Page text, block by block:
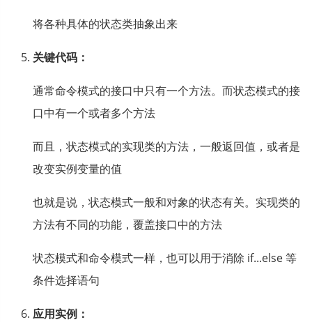
将各种具体的状态类抽象出来
关键代码：
通常命令模式的接口中只有一个方法。而状态模式的接
口中有一个或者多个方法
而且，状态模式的实现类的方法，一般返回值，或者是
改变实例变量的值
也就是说，状态模式一般和对象的状态有关。实现类的
方法有不同的功能，覆盖接口中的方法
状态模式和命令模式一样，也可以用于消除 if...else 等
条件选择语句
应用实例：